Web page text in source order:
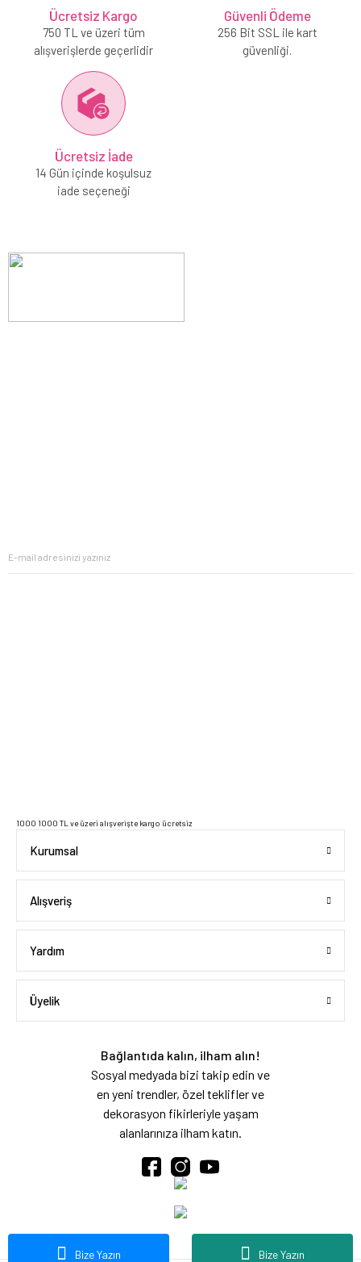
Bize Yazın
Bize Yazın
Ücretsiz Kargo
750 TL ve üzeri tüm
alışverişlerde geçerlidir
Güvenli Ödeme
256 Bit SSL ile kart
güvenliği.
Ücretsiz İade
14 Gün içinde koşulsuz
iade seçeneği
1000 1000 TL ve üzeri alışverişte kargo ücretsiz
Kurumsal
Alışveriş
Yardım
Üyelik
Bağlantıda kalın, ilham alın!
Sosyal medyada bizi takip edin ve
en yeni trendler, özel teklifler ve
dekorasyon fikirleriyle yaşam
alanlarınıza ilham katın.